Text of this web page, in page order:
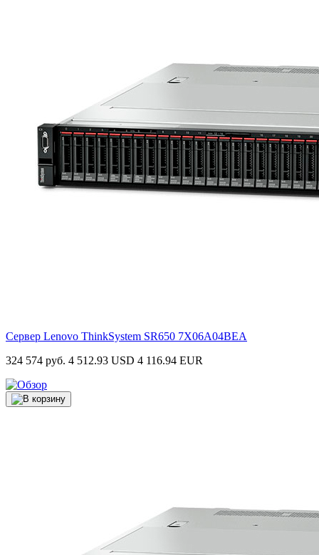
Сервер Lenovo ThinkSystem SR650 7X06A04BEA
324 574 руб. 4 512.93 USD 4 116.94 EUR